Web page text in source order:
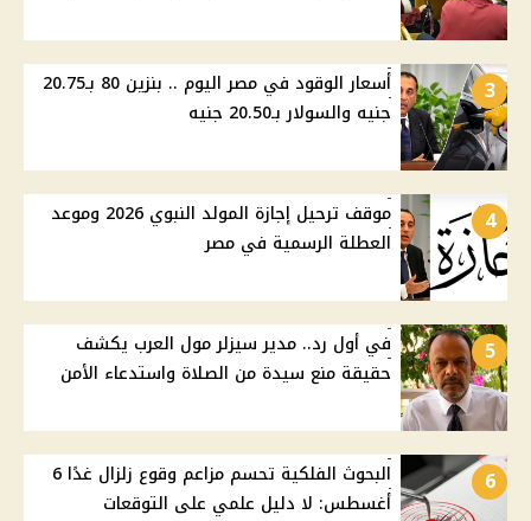
3
أسعار الوقود في مصر اليوم .. بنزين 80 بـ20.75
جنيه والسولار بـ20.50 جنيه
4
موقف ترحيل إجازة المولد النبوي 2026 وموعد
العطلة الرسمية في مصر
5
في أول رد.. مدير سيزلر مول العرب يكشف
حقيقة منع سيدة من الصلاة واستدعاء الأمن
6
البحوث الفلكية تحسم مزاعم وقوع زلزال غدًا 6
أغسطس: لا دليل علمي على التوقعات